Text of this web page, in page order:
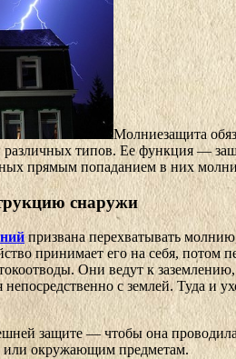
Молниезащита
различных типов. Ее функция —
прямым попаданием в них
снаружи
призвана перехватывать
принимает его на себя, потом
Они ведут к заземлению,
с землей. Туда и
защите — чтобы она
или окружающим предметам.